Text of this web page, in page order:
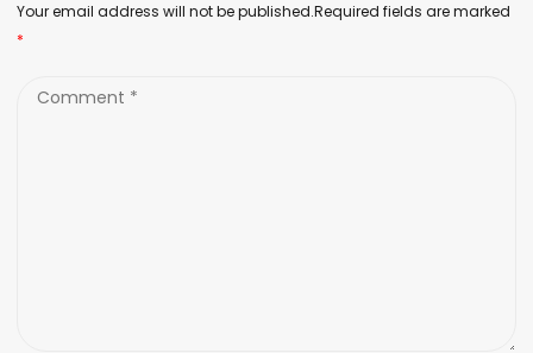
Your email address will not be published.Required fields are marked
*
Comment